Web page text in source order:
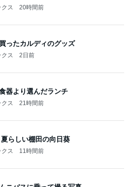
ス 20時間前
ったカルディのグッズ
ス 2日前
器より選んだランチ
ス 21時間前
らしい棚田の向日葵
ス 11時間前